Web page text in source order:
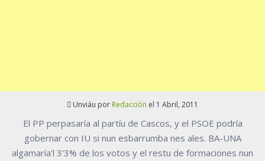
Unviáu por Redacción el 1 Abril, 2011
El PP perpasaría al partíu de Cascos, y el PSOE podría
gobernar con IU si nun esbarrumba nes ales. BA-UNA
algamaría'l 3'3% de los votos y el restu de formaciones nun